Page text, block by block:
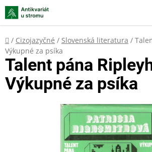
Přejít
na
obsah
Domů
/ Cizojazyčné / Slovenská literatura /
Výkupné za psíka
Talent pána
Výkupné za psíka